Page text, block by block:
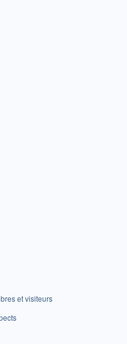
et visiteurs